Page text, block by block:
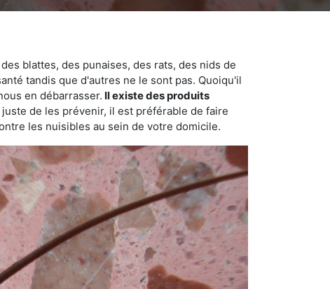
blattes, des punaises, des rats, des nids de
tandis que d'autres ne le sont pas. Quoiqu'il
en débarrasser. Il existe des produits
de les prévenir, il est préférable de faire
les nuisibles au sein de votre domicile.